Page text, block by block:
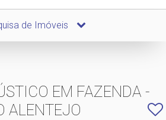
de Imóveis
EM FAZENDA -
ALENTEJO